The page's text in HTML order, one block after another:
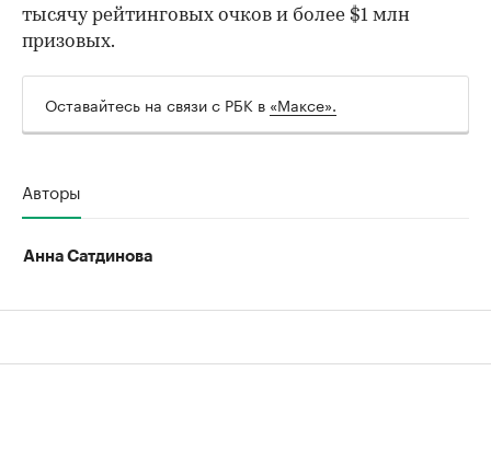
00:00 / 00:00
тысячу рейтинговых очков и более $1 млн
призовых.
Оставайтесь на связи с РБК в «Максе».
Авторы
Анна Сатдинова